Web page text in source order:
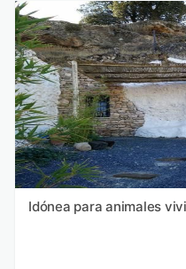
Idónea para animales